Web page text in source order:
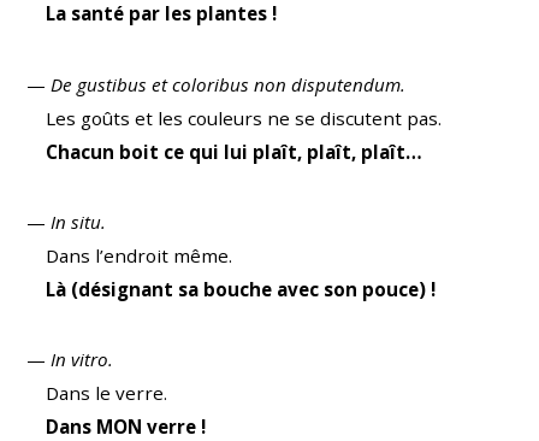
La santé par les plantes !
— De gustibus et coloribus non disputendum.
Les goûts et les couleurs ne se discutent pas.
Chacun boit ce qui lui plaît, plaît, plaît…
— In situ.
Dans l’endroit même.
Là (désignant sa bouche avec son pouce) !
—In vitro.
Dans le verre.
Dans MON verre !